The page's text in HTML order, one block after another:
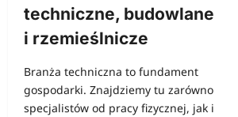
techniczne, budowlane
i rzemieślnicze
Branża techniczna to fundament
gospodarki. Znajdziemy tu zarówno
specjalistów od pracy fizycznej, jak i